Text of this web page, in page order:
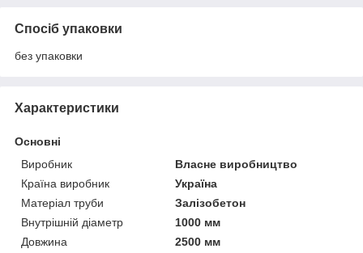
Спосіб упаковки
без упаковки
Характеристики
Основні
Виробник
Власне виробництво
Країна виробник
Україна
Матеріал труби
Залізобетон
Внутрішній діаметр
1000 мм
Довжина
2500 мм